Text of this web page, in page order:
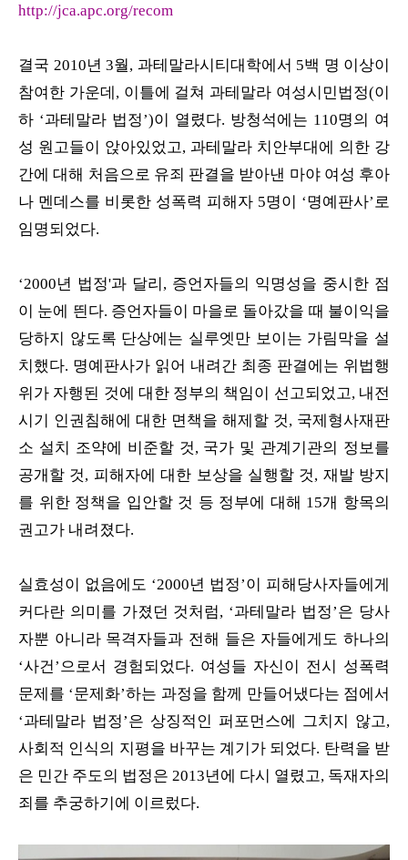
http://jca.apc.org/recom
결국 2010년 3월, 과테말라시티대학에서 5백 명 이상이
참여한 가운데, 이틀에 걸쳐 과테말라 여성시민법정(이
하 ‘과테말라 법정’)이 열렸다. 방청석에는 110명의 여
성 원고들이 앉아있었고, 과테말라 치안부대에 의한 강
간에 대해 처음으로 유죄 판결을 받아낸 마야 여성 후아
나 멘데스를 비롯한 성폭력 피해자 5명이 ‘명예판사’로
임명되었다.
‘2000년 법정'과 달리, 증언자들의 익명성을 중시한 점
이 눈에 띈다. 증언자들이 마을로 돌아갔을 때 불이익을
당하지 않도록 단상에는 실루엣만 보이는 가림막을 설
치했다. 명예판사가 읽어 내려간 최종 판결에는 위법행
위가 자행된 것에 대한 정부의 책임이 선고되었고, 내전
시기 인권침해에 대한 면책을 해제할 것, 국제형사재판
소 설치 조약에 비준할 것, 국가 및 관계기관의 정보를
공개할 것, 피해자에 대한 보상을 실행할 것, 재발 방지
를 위한 정책을 입안할 것 등 정부에 대해 15개 항목의
권고가 내려졌다.
실효성이 없음에도 ‘2000년 법정’이 피해당사자들에게
커다란 의미를 가졌던 것처럼, ‘과테말라 법정’은 당사
자뿐 아니라 목격자들과 전해 들은 자들에게도 하나의
‘사건’으로서 경험되었다. 여성들 자신이 전시 성폭력
문제를 ‘문제화’하는 과정을 함께 만들어냈다는 점에서
‘과테말라 법정’은 상징적인 퍼포먼스에 그치지 않고,
사회적 인식의 지평을 바꾸는 계기가 되었다. 탄력을 받
은 민간 주도의 법정은 2013년에 다시 열렸고, 독재자의
죄를 추궁하기에 이르렀다.